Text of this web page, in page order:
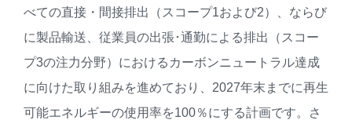
べての直接・間接排出（スコープ1および2）、ならび
に製品輸送、従業員の出張･通勤による排出（スコー
プ3の注力分野）におけるカーボンニュートラル達成
に向けた取り組みを進めており、2027年末までに再生
可能エネルギーの使用率を100％にする計画です。さ